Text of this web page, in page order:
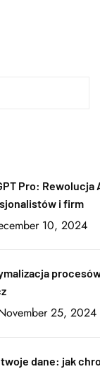
Pro: Rewolucja
i firm
10, 2024
25, 2024
twoje dane: jak